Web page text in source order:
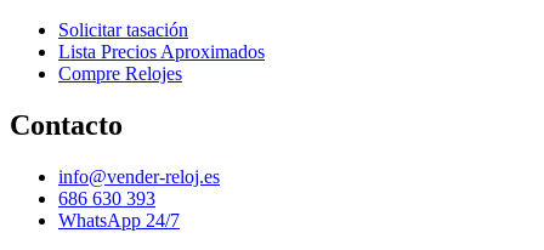
Solicitar tasación
Lista Precios Aproximados
Compre Relojes
Contacto
info@vender-reloj.es
686 630 393
WhatsApp 24/7